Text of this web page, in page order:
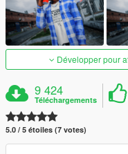
Développer pour
9 424
Téléchargements
5.0 / 5 étoiles (7 votes)